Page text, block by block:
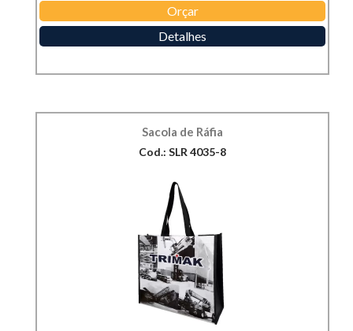
Orçar
Detalhes
Sacola de Ráfia
Cod.: SLR 4035-8